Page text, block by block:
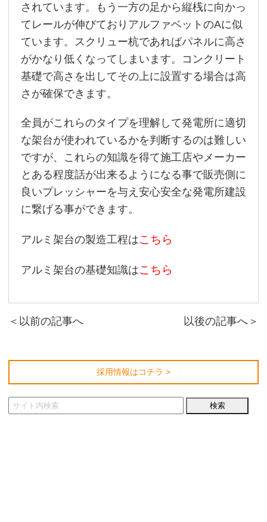
されています。もう一方の足から縦桟に向かっ
てレールが伸びておりアルファベットのAに似
ています。スクリュー杭であればパネルに高さ
がかなり低くなってしまいます。コンクリート
基礎で高さを出してその上に設置する場合は高
さが確保できます。
全員がこれらのタイプを理解して発電所に適切
な架台が使われているかを判断するのは難しい
ですが、これらの知識を得て施工店やメーカー
とある程度話が出来るようになる事で販売側に
良いプレッシャーを与え安心安全な発電所建設
に繋げる事ができます。
アルミ架台の製造工程はこちら
アルミ架台の基礎知識はこちら
＜以前の記事へ 以後の記事へ＞
採用情報はコチラ >